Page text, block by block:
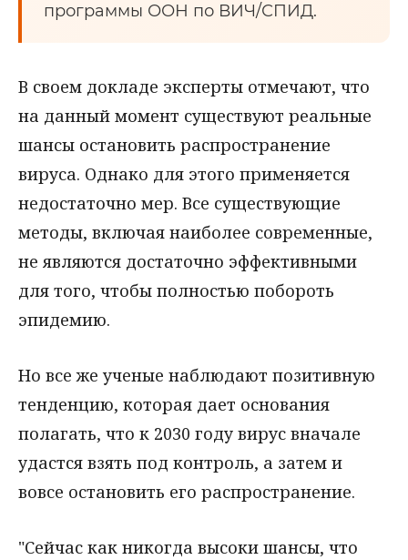
программы ООН по ВИЧ/СПИД.
В своем докладе эксперты отмечают, что
на данный момент существуют реальные
шансы остановить распространение
вируса. Однако для этого применяется
недостаточно мер. Все существующие
методы, включая наиболее современные,
не являются достаточно эффективными
для того, чтобы полностью побороть
эпидемию.
Но все же ученые наблюдают позитивную
тенденцию, которая дает основания
полагать, что к 2030 году вирус вначале
удастся взять под контроль, а затем и
вовсе остановить его распространение.
"Сейчас как никогда высоки шансы, что